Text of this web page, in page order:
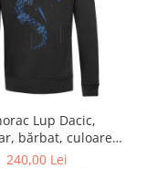
Lup Dacic,
bărbat, culoare
neagră CH24
240,00 Lei